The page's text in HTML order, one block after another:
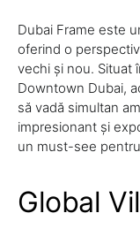
Dubai Frame este
oferind o
vechi și nou. Situat
Downtown Dubai,
să vadă simultan
impresionant și
un must-see
Global